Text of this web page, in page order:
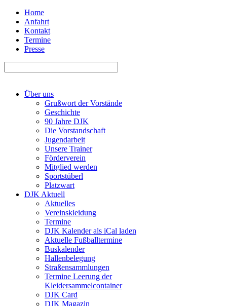
Home
Anfahrt
Kontakt
Termine
Presse
Über uns
Grußwort der Vorstände
Geschichte
90 Jahre DJK
Die Vorstandschaft
Jugendarbeit
Unsere Trainer
Förderverein
Mitglied werden
Sportstüberl
Platzwart
DJK Aktuell
Aktuelles
Vereinskleidung
Termine
DJK Kalender als iCal laden
Aktuelle Fußballtermine
Buskalender
Hallenbelegung
Straßensammlungen
Termine Leerung der
Kleidersammelcontainer
DJK Card
DJK Magazin